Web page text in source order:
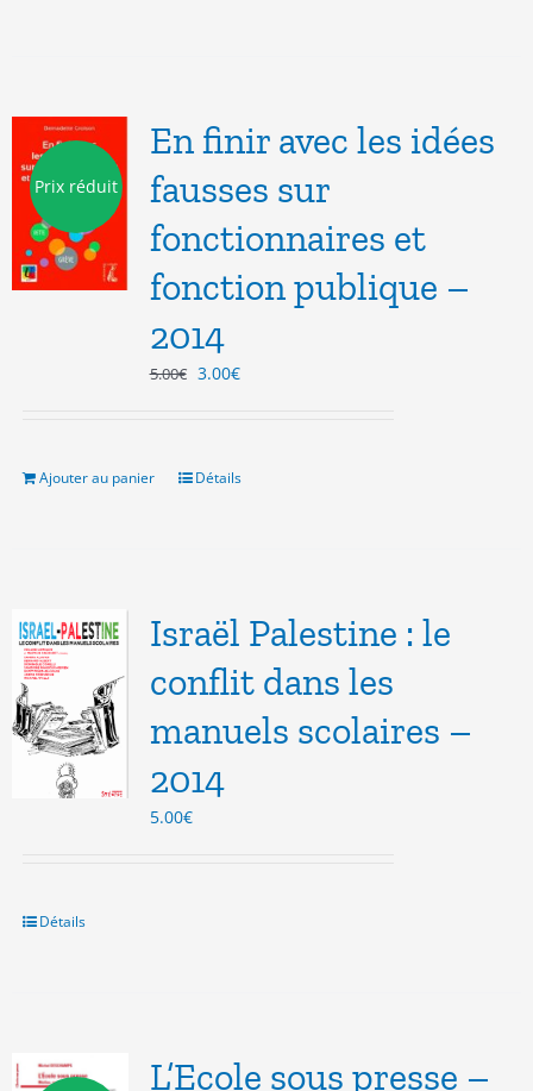
Prix réduit
En finir avec les idées
fausses sur
fonctionnaires et
fonction publique –
2014
5.00€ Le
5.00€.
3.00€Le
3.00€.
Ajouter au panier Détails
Israël Palestine : le
conflit dans les
manuels scolaires –
2014
5.00€
Détails
L’Ecole sous presse –